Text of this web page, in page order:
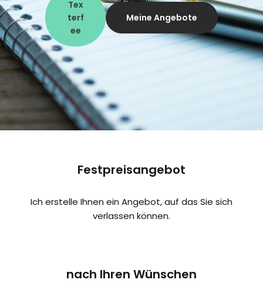
Tex
terf
ee
Meine Angebote
Festpreisangebot
Ich erstelle Ihnen ein Angebot, auf das Sie sich
verlassen können.
nach Ihren Wünschen